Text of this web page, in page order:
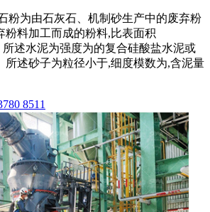
粉为由石灰石、机制砂生产中的废弃粉
粉料加工而成的粉料,比表面积
所述水泥为强度为的复合硅酸盐水泥或
所述砂子为粒径小于,细度模数为,含泥量
8511